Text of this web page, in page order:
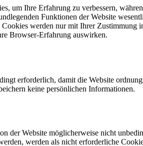
um Ihre Erfahrung zu verbessern,
Funktionen der Website
Cookies werden nur mit Ihrer
Browser-Erfahrung auswirken.
erforderlich, damit die Website
keine persönlichen Informationen.
der Website möglicherweise nicht
werden als nicht erforderliche